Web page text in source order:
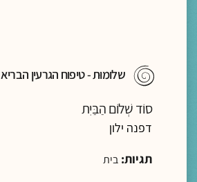
שלומוּת - טיפוח הגרעין הבריא
סוֹד שְׁלוֹם הַבַּיִת
דפנה ילון
תגיות: בית